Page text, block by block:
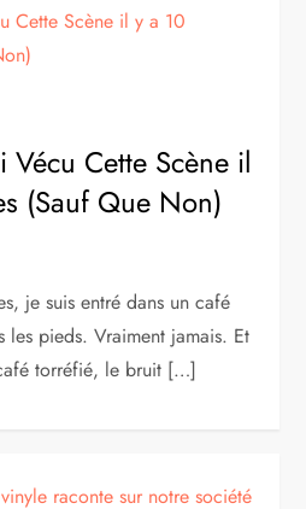
Vécu Cette Scène il
(Sauf Que Non)
je suis entré dans un café
les pieds. Vraiment jamais. Et
torréfié, le bruit […]